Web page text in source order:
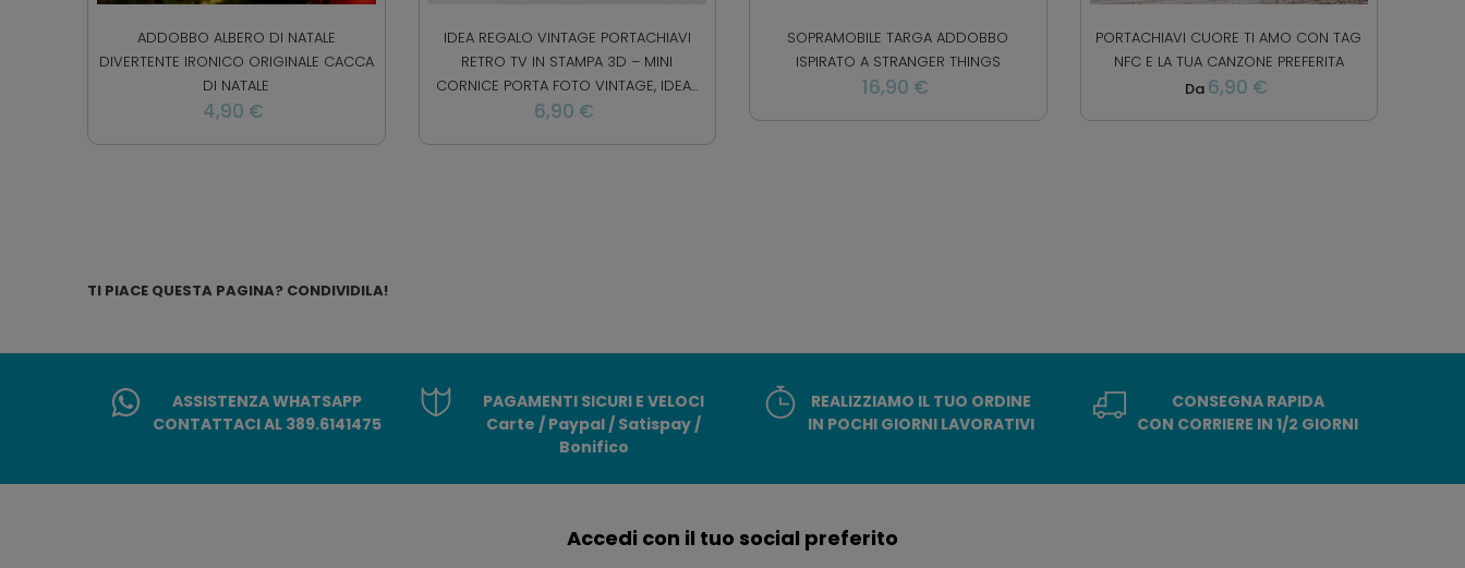
ADDOBBO ALBERO DI NATALE
DIVERTENTE IRONICO ORIGINALE CACCA
DI NATALE
4,90 €
IDEA REGALO VINTAGE PORTACHIAVI
RETRO TV IN STAMPA 3D – MINI
CORNICE PORTA FOTO VINTAGE, IDEA...
6,90 €
SOPRAMOBILE TARGA ADDOBBO
ISPIRATO A STRANGER THINGS
16,90 €
PORTACHIAVI CUORE TI AMO CON TAG
NFC E LA TUA CANZONE PREFERITA
Da 6,90 €
TI PIACE QUESTA PAGINA? CONDIVIDILA!
ASSISTENZA WHATSAPP
CONTATTACI AL 389.6141475
PAGAMENTI SICURI E VELOCI
Carte / Paypal / Satispay /
Bonifico
REALIZZIAMO IL TUO ORDINE
IN POCHI GIORNI LAVORATIVI
CONSEGNA RAPIDA
CON CORRIERE IN 1/2 GIORNI
Accedi con il tuo social preferito